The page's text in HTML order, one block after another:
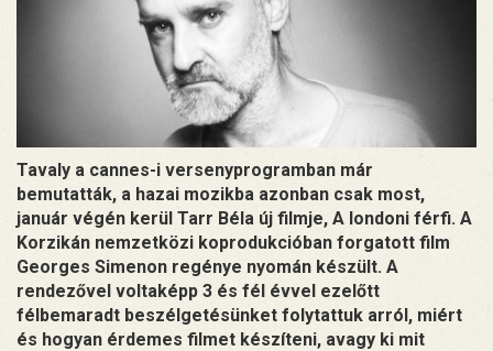
Tavaly a cannes-i versenyprogramban már
bemutatták, a hazai mozikba azonban csak most,
január végén kerül Tarr Béla új filmje, A londoni férfi. A
Korzikán nemzetközi koprodukcióban forgatott film
Georges Simenon regénye nyomán készült. A
rendezővel voltaképp 3 és fél évvel ezelőtt
félbemaradt beszélgetésünket folytattuk arról, miért
és hogyan érdemes filmet készíteni, avagy ki mit